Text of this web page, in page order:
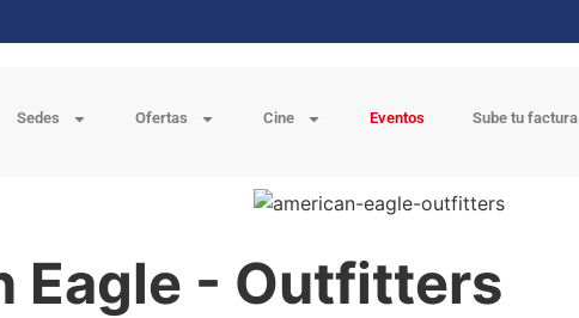
Sedes Ofertas Cine Eventos Sube tu factura
Eagle - Outfitters